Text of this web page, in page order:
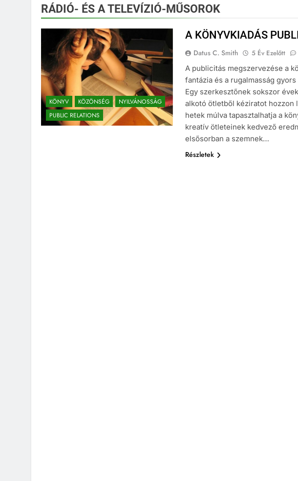
RÁDIÓ- ÉS A TELEVÍZIÓ-MŰSOROK
KÖNYV KÖZÖNSÉG
NYILVÁNOSSÁG
PUBLIC RELATIONS
A KÖNYVKIADÁS
Datus C. Smith 5 Év Ezelőtt
A publicitás megszervezése a
fantázia és a rugalmasság
Egy szerkesztőnek sokszor
alkotó ötletből kéziratot hozzon
hetek múlva tapasztalhatja a
kreatív ötleteinek kedvező
elsősorban a szemnek…
Részletek